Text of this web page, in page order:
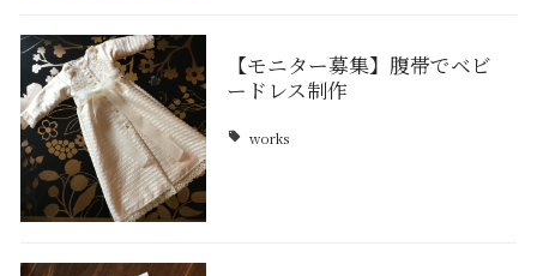
【モニター募集】腹帯でベビ
ードレス制作
works